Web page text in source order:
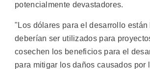
potencialmente devastadores.
"Los dólares para el desarrollo están
deberían ser utilizados para
cosechen los beneficios para el
para mitigar los daños causados por